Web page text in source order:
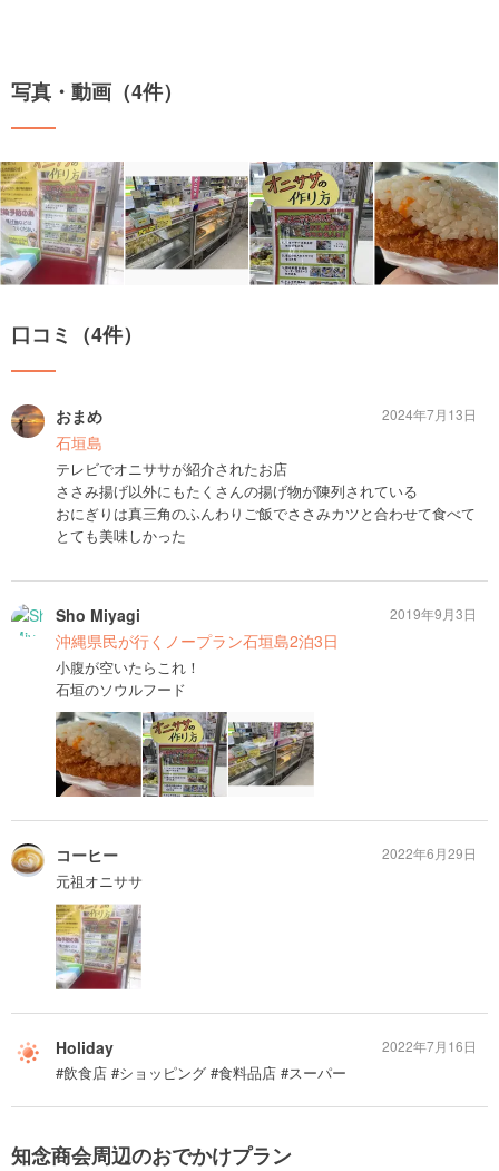
写真・動画（4件）
口コミ（4件）
おまめ
石垣島
テレビでオニササが紹介されたお店
ささみ揚げ以外にもたくさんの揚げ物が陳列されている
おにぎりは真三角のふんわりご飯でささみカツと合わせて食べて
とても美味しかった
2024年7月13日
Sho Miyagi
沖縄県民が行くノープラン石垣島2泊3日
小腹が空いたらこれ！
石垣のソウルフード
2019年9月3日
コーヒー
元祖オニササ
2022年6月29日
Holiday
#飲食店 #ショッピング #食料品店 #スーパー
2022年7月16日
知念商会周辺のおでかけプラン